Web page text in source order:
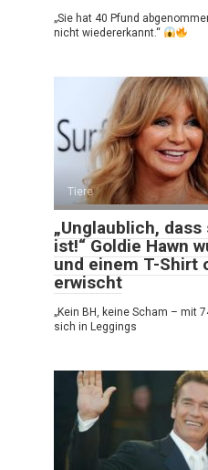
„Sie hat 40 Pfund
nicht wiedererkannt.“
Tiere
„Unglaublich,
ist!“ Goldie Hawn
und einem T-Shirt
erwischt
„Kein BH, keine Scham – mit
sich in Leggings